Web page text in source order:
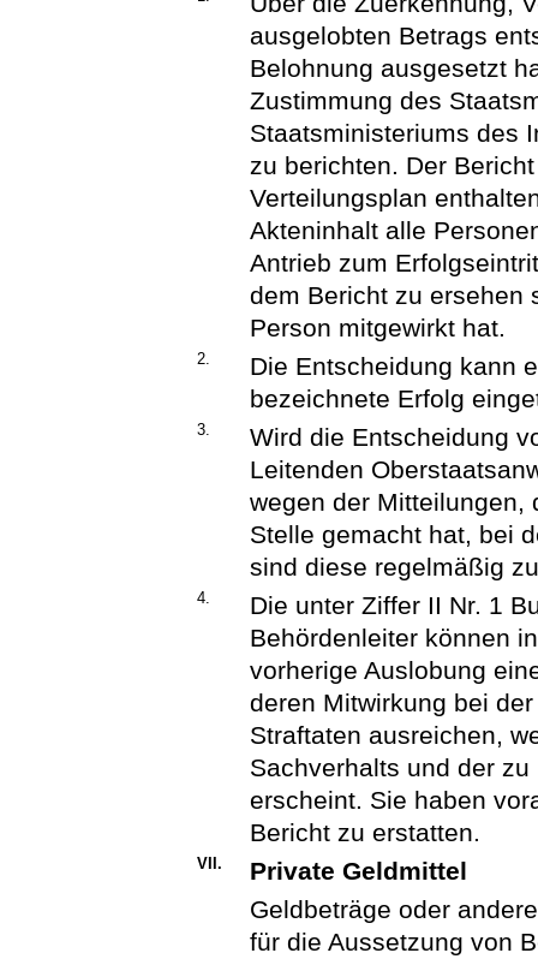
ausgelobten Betrags
Belohnung ausgesetzt
Zustimmung des
Staatsministeriums des
zu berichten. Der
Verteilungsplan
Akteninhalt alle
Antrieb zum
dem Bericht zu ersehen
Person mitgewirkt hat.
2.
Die Entscheidung kann
bezeichnete Erfolg
3.
Wird die Entscheidung
Leitenden
wegen der Mitteilungen,
Stelle gemacht hat, bei
sind diese regelmäßig
4.
Die unter Ziffer II Nr. 1
Behördenleiter können
vorherige Auslobung
deren Mitwirkung bei
Straftaten ausreichen,
Sachverhalts und der
erscheint. Sie haben
Bericht zu erstatten.
VII.
Private Geldmittel
Geldbeträge oder
für die Aussetzung von